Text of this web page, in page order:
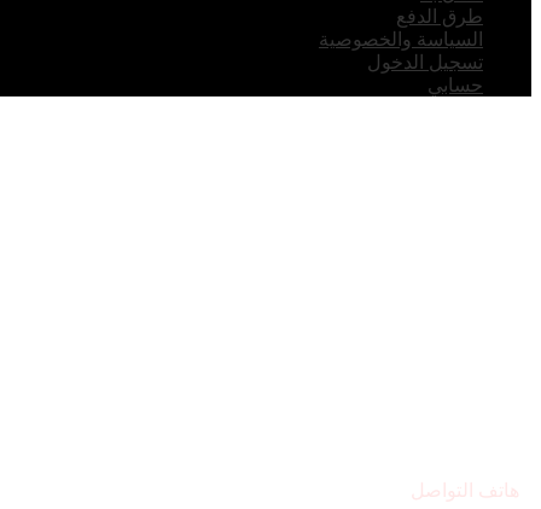
طرق الدفع
السياسة والخصوصية
تسجيل الدخول
حسابي
هاتف التواصل